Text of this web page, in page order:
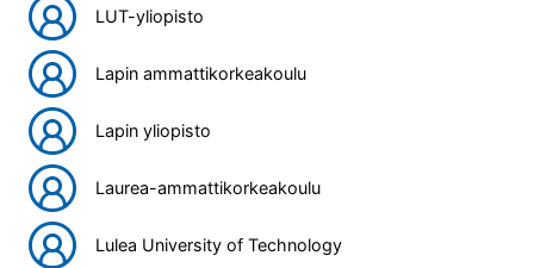
LUT-yliopisto
Lapin ammattikorkeakoulu
Lapin yliopisto
Laurea-ammattikorkeakoulu
Lulea University of Technology